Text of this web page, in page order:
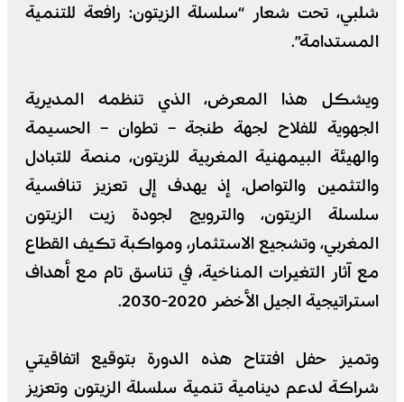
شلبي، تحت شعار “سلسلة الزيتون: رافعة للتنمية
المستدامة”.
ويشكل هذا المعرض، الذي تنظمه المديرية
الجهوية للفلاح لجهة طنجة – تطوان – الحسيمة
والهيئة البيمهنية المغربية للزيتون، منصة للتبادل
والتثمين والتواصل، إذ يهدف إلى تعزيز تنافسية
سلسلة الزيتون، والترويج لجودة زيت الزيتون
المغربي، وتشجيع الاستثمار، ومواكبة تكيف القطاع
مع آثار التغيرات المناخية، في تناسق تام مع أهداف
استراتيجية الجيل الأخضر 2020-2030.
وتميز حفل افتتاح هذه الدورة بتوقيع اتفاقيتي
شراكة لدعم دينامية تنمية سلسلة الزيتون وتعزيز